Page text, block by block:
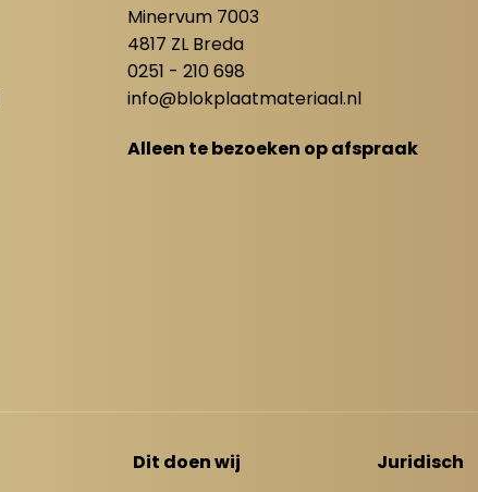
Minervum 7003
4817 ZL Breda
0251 - 210 698
info@blokplaatmateriaal.nl
Alleen te bezoeken op afspraak
Dit doen wij
Juridisch